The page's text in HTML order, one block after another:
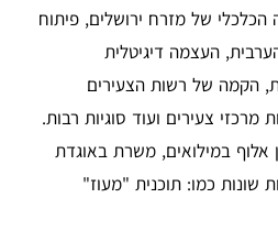
הכלכלי של מזרח ירושלים, פיתוח
העצמה דיגיטלית
הקמה של רשות הצעירים
צעירים ועוד סוגיות רבות.
אלוף במילואים, משרת באוגדת
שונות כמו: תוכנית "מעוז"